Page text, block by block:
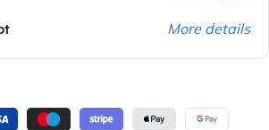
More details